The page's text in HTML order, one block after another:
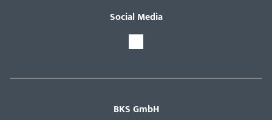
Social Media
BKS GmbH